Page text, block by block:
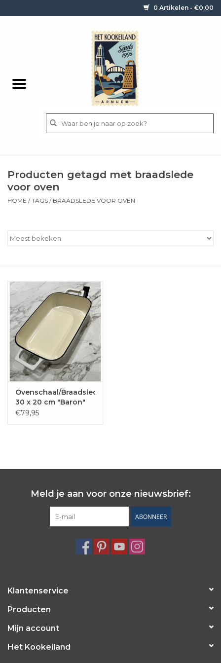
0 Artikelen - €0,00
Bestek
Kookboeken
Apparatuur
Aanbiedingen ✅
Cadeau idee
Zomer ☀️
Cadeaubonnen
Producten getagd met braadslede
voor oven
HOME /TAGS / BRAADSLEDE VOOR OVEN
Ovenschaal/Braadslede
30 x 20 cm "Baron"
gietijzer
€79,95
Meld je aan voor onze nieuwsbrief:
ABONNEER
Klantenservice
Producten
Mijn account
Het Kookeiland